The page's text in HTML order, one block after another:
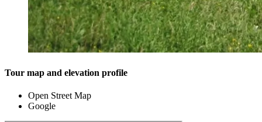
Tour map and elevation profile
Open Street Map
Google